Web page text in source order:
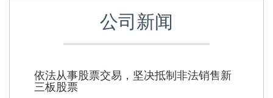
公司新闻
依法从事股票交易，坚决抵制非法销售新
三板股票